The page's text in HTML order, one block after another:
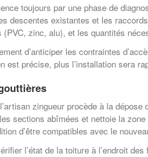
toujours par une phase de
descentes existantes et les
zinc, alu), et les quantités
d’anticiper les contraintes
est précise, plus l’installation sera
zingueur procède à la
sections abîmées et nettoie la
d’être compatibles avec le
l’état de la toiture à l’endroit